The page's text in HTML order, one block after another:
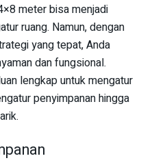
meter bisa menjadi
ruang. Namun, dengan
yang tepat, Anda
dan fungsional.
lengkap untuk mengatur
penyimpanan hingga